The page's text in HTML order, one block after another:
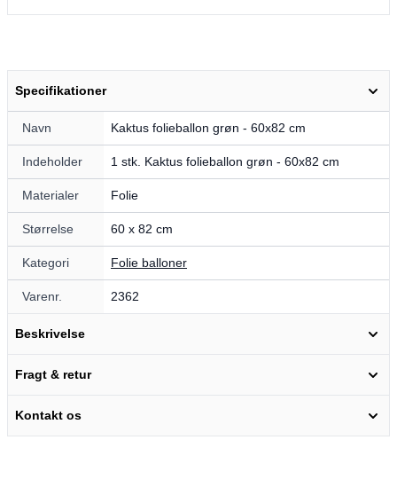
Specifikationer
Navn Kaktus folieballon grøn - 60x82 cm
Indeholder 1 stk. Kaktus folieballon grøn - 60x82 cm
Materialer Folie
Størrelse 60 x 82 cm
Kategori Folie balloner
Varenr. 2362
Beskrivelse
Fragt & retur
Kontakt os